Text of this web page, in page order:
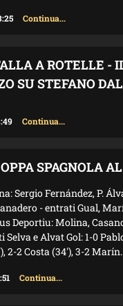
Continua...
A ROTELLE -
SU STEFANO
Continua...
SPAGNOLA
Sergio Fernández, P.
- entrati Gual,
Deportiu: Molina,
Selva e Alvat Gol: 1-0
2-2 Costa (34'), 3-2
Continua...